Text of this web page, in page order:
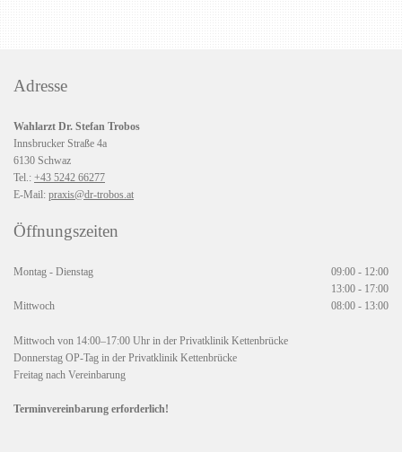
Adresse
Wahlarzt Dr. Stefan Trobos
Innsbrucker Straße 4a
6130 Schwaz
Tel.: +43 5242 66277
E-Mail: praxis@dr-trobos.at
Öffnungszeiten
Montag - Dienstag
09:00 - 12:00
13:00 - 17:00
Mittwoch
08:00 - 13:00
Mittwoch von 14:00–17:00 Uhr in der Privatklinik Kettenbrücke
Donnerstag OP-Tag in der Privatklinik Kettenbrücke
Freitag nach Vereinbarung
Terminvereinbarung erforderlich!